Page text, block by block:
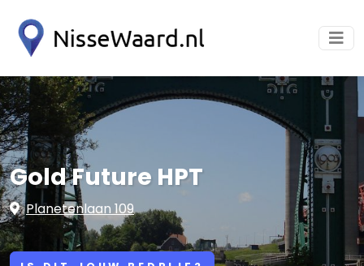
Gold Future HPT
Planetenlaan 109